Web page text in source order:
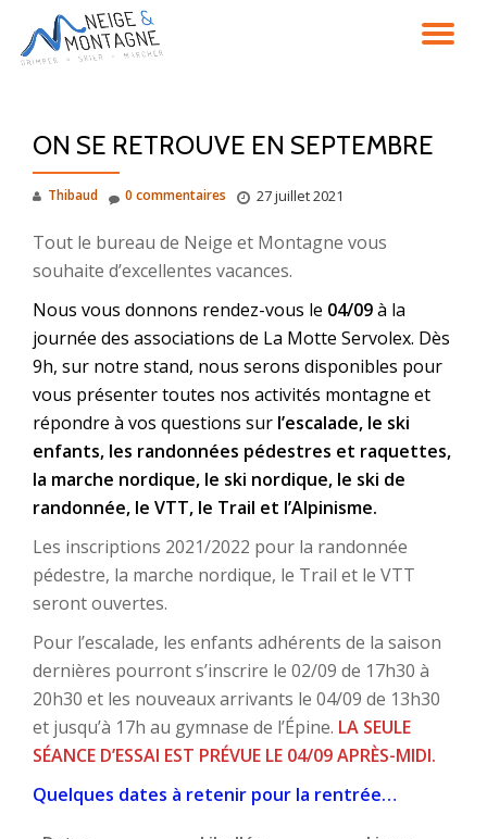
Aller
ON SE RETROUVE EN SEPTEMBRE
Thibaud 27 juillet 2021
0 commentaires
Tout le bureau de Neige et Montagne vous
souhaite d’excellentes vacances.
Nous vous donnons rendez-vous le 04/09à la
journée des associations de La Motte Servolex. Dès
9h, sur notre stand, nous serons disponibles pour
vous présenter toutes nos activités montagne et
répondre à vos questions sur l’escalade, le ski
enfants, les randonnées pédestres et raquettes,
la marche nordique, le ski nordique, le ski de
randonnée, le VTT, le Trail et l’Alpinisme.
Les inscriptions 2021/2022 pour la randonnée
pédestre, la marche nordique, le Trail et le VTT
seront ouvertes.
Pour l’escalade, les enfants adhérents de la saison
dernières pourront s’inscrire le 02/09 de 17h30 à
20h30 et les nouveaux arrivants le 04/09 de 13h30
et jusqu’à 17h au gymnase de l’Épine. LA SEULE
SÉANCE D’ESSAI EST PRÉVUE LE 04/09 APRÈS-MIDI.
Quelques dates à retenir pour la rentrée…